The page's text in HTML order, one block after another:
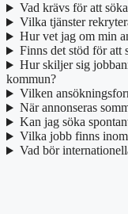
Vad krävs för att
Vilka tjänster
Hur vet jag om min
Finns det stöd för att
Hur skiljer sig
kommun?
Vilken
När annonseras
Kan jag söka
Vilka jobb finns
Vad bör